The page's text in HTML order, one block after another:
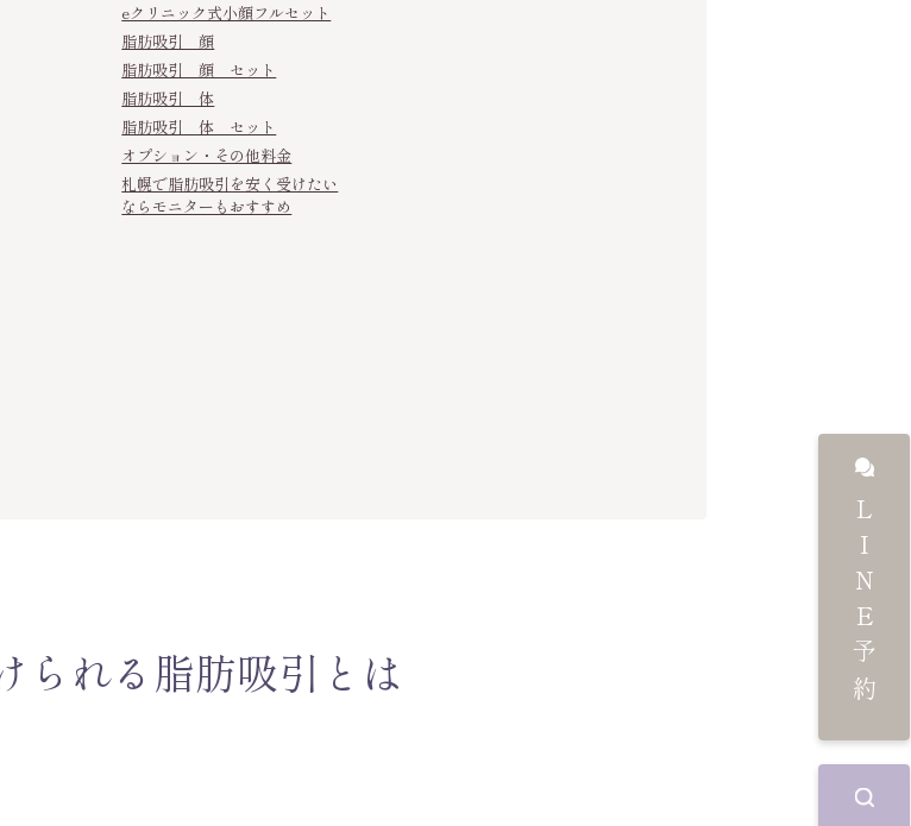
eクリニック式小顔フルセット
脂肪吸引 顔
脂肪吸引 顔 セット
脂肪吸引 体
脂肪吸引 体 セット
オプション・その他料金
札幌で脂肪吸引を安く受けたい
ならモニターもおすすめ
られる脂肪吸引とは LINE予約